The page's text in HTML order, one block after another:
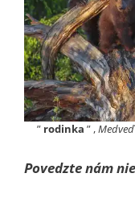
” rodinka ” ,
Povedzte nám